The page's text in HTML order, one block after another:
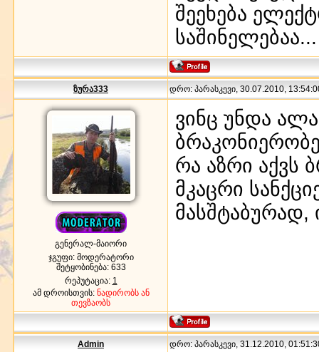
შეეხება
საშინელებაა...
ზურა333 დრო: პარასკევი, 30.07.2010,
გენერალ-მაიორი
ჯგუფი: მოდერატორი
შეტყობინება: 633
რეპუტაცია: 1
ამ დროისთვის: ნადირობს ან
თევზაობს
ვინც უნდა
რა აზრი აქვს
მკაცრი
მასშტაბურად,
Admin დრო: პარასკევი, 31.12.2010,